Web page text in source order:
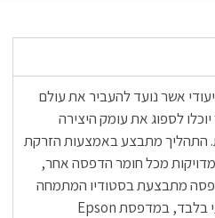
אשר נועד להעביר את עולם
לספוג את עומק היצירה
התהליך מתבצע באמצעות הזרקת
מדויקות מכל חומר הדפסה אחר,
מתבצעת בסטודיו המתמחה
בהדפסה על נייר צילום מקצועי בלבד, במדפסת Epson